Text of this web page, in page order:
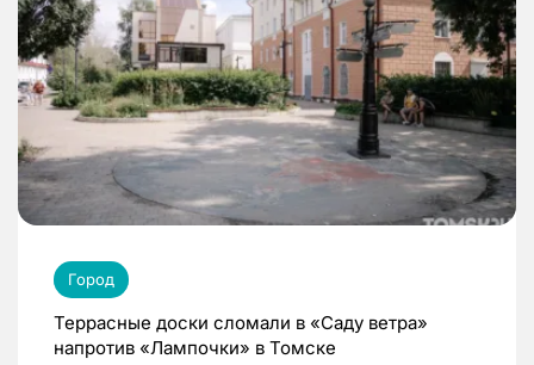
Город
Террасные доски сломали в «Саду ветра»
напротив «Лампочки» в Томске